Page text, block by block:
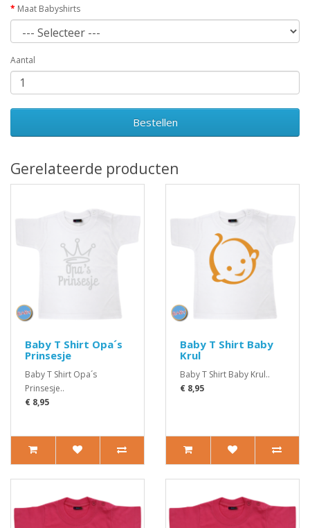
Maat Babyshirts
Aantal
Bestellen
Gerelateerde producten
Baby T Shirt Opa´s
Prinsesje
Baby T Shirt Opa´s
Prinsesje..
€ 8,95
Baby T Shirt Baby
Krul
Baby T Shirt Baby Krul..
€ 8,95